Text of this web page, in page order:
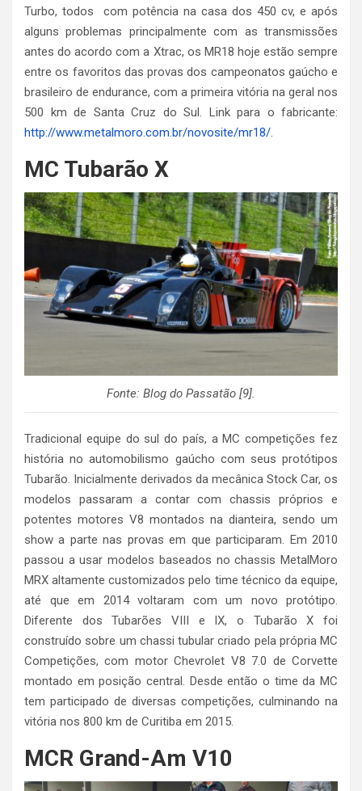
Turbo, todos com potência na casa dos 450 cv, e após
alguns problemas principalmente com as transmissões
antes do acordo com a Xtrac, os MR18 hoje estão sempre
entre os favoritos das provas dos campeonatos gaúcho e
brasileiro de endurance, com a primeira vitória na geral nos
500 km de Santa Cruz do Sul. Link para o fabricante:
http://www.metalmoro.com.br/novosite/mr18/.
MC Tubarão X
Fonte: Blog do Passatão [9].
Tradicional equipe do sul do país, a MC competições fez
história no automobilismo gaúcho com seus protótipos
Tubarão. Inicialmente derivados da mecânica Stock Car, os
modelos passaram a contar com chassis próprios e
potentes motores V8 montados na dianteira, sendo um
show a parte nas provas em que participaram. Em 2010
passou a usar modelos baseados no chassis MetalMoro
MRX altamente customizados pelo time técnico da equipe,
até que em 2014 voltaram com um novo protótipo.
Diferente dos Tubarões VIII e IX, o Tubarão X foi
construído sobre um chassi tubular criado pela própria MC
Competições, com motor Chevrolet V8 7.0 de Corvette
montado em posição central. Desde então o time da MC
tem participado de diversas competições, culminando na
vitória nos 800 km de Curitiba em 2015.
MCR Grand-Am V10